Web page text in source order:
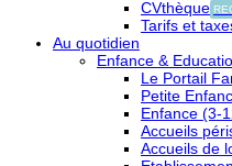
CVthèque
Tarifs et
Au quotidien
Enfance &
Le Portail
Petite
Enfance (3-
Accueils
Accueils de